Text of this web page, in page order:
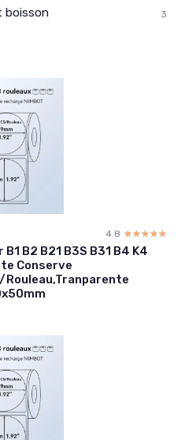
boisson 3
4.8 ☆☆☆☆☆
★★★★★
B2 B21 B3S B31 B4 K4
Conserve